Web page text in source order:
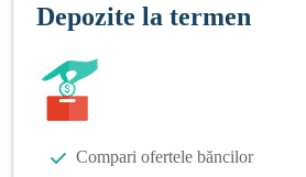
Depozite la termen
Compari ofertele băncilor